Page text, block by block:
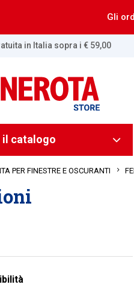
Gli
in Italia sopra i € 59,00
catalogo
PER FINESTRE E OSCURANTI